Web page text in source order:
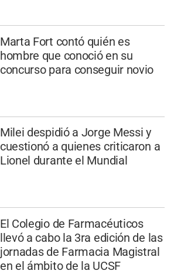
Marta Fort contó quién es
hombre que conoció en su
concurso para conseguir novio
Milei despidió a Jorge Messi y
cuestionó a quienes criticaron a
Lionel durante el Mundial
El Colegio de Farmacéuticos
llevó a cabo la 3ra edición de las
jornadas de Farmacia Magistral
en el ámbito de la UCSF